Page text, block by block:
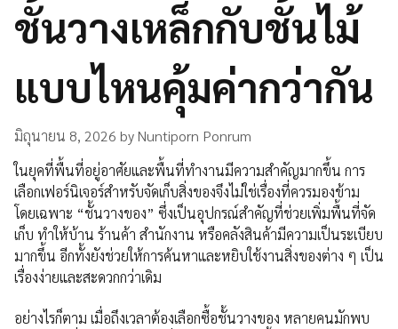
ชั้นวางเหล็กกับชั้นไม้
แบบไหนคุ้มค่ากว่ากัน
มิถุนายน 8, 2026 byNuntiporn Ponrum
ในยุคที่พื้นที่อยู่อาศัยและพื้นที่ทำงานมีความสำคัญมากขึ้น การ
เลือกเฟอร์นิเจอร์สำหรับจัดเก็บสิ่งของจึงไม่ใช่เรื่องที่ควรมองข้าม
โดยเฉพาะ “ชั้นวางของ” ซึ่งเป็นอุปกรณ์สำคัญที่ช่วยเพิ่มพื้นที่จัด
เก็บ ทำให้บ้าน ร้านค้า สำนักงาน หรือคลังสินค้ามีความเป็นระเบียบ
มากขึ้น อีกทั้งยังช่วยให้การค้นหาและหยิบใช้งานสิ่งของต่าง ๆ เป็น
เรื่องง่ายและสะดวกกว่าเดิม
อย่างไรก็ตาม เมื่อถึงเวลาต้องเลือกซื้อชั้นวางของ หลายคนมักพบ